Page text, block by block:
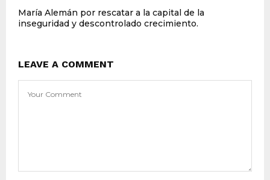
María Alemán por rescatar a la capital de la
inseguridad y descontrolado crecimiento.
LEAVE A COMMENT